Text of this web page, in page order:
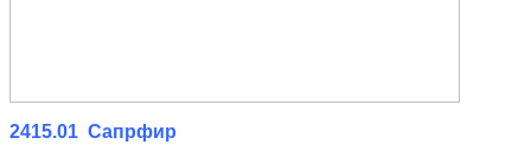
2415.01 Сапрфир